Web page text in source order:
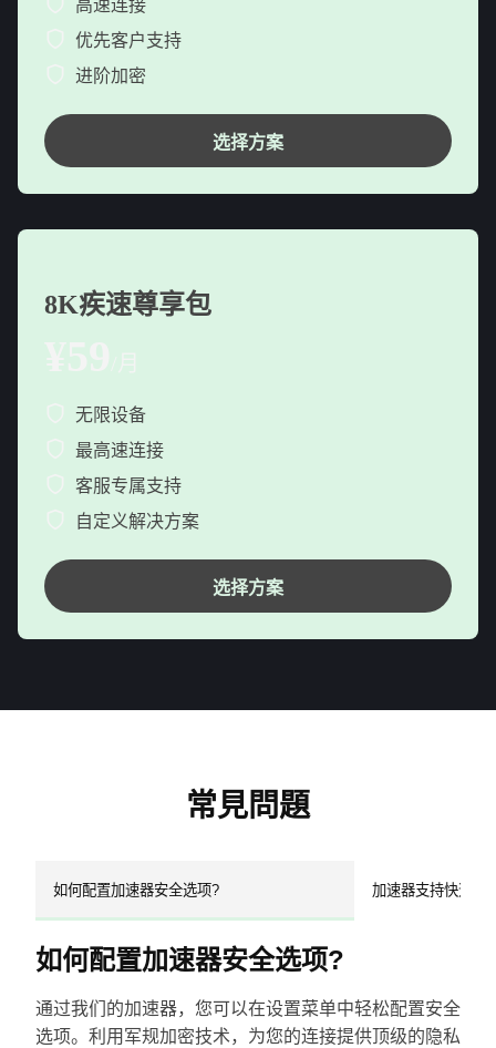
高速连接
优先客户支持
进阶加密
选择方案
8K疾速尊享包
¥59 /月
无限设备
最高速连接
客服专属支持
自定义解决方案
选择方案
常見問題
如何配置加速器安全选项? 加速器支持快速诊
如何配置加速器安全选项?
通过我们的加速器，您可以在设置菜单中轻松配置安全
选项。利用军规加密技术，为您的连接提供顶级的隐私